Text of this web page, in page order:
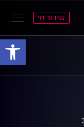
פתח
שידור חי